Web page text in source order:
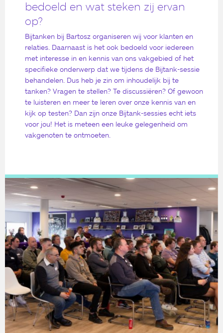
bedoeld en wat steken zij ervan
op?
Bijtanken bij Bartosz organiseren wij voor klanten en
relaties. Daarnaast is het ook bedoeld voor iedereen
met interesse in en kennis van ons vakgebied of het
specifieke onderwerp dat we tijdens de Bijtank-sessie
behandelen. Dus heb je zin om inhoudelijk bij te
tanken? Vragen te stellen? Te discussiëren? Of gewoon
te luisteren en meer te leren over onze kennis van en
kijk op testen? Dan zijn onze Bijtank-sessies echt iets
voor jou! Het is meteen een leuke gelegenheid om
vakgenoten te ontmoeten.